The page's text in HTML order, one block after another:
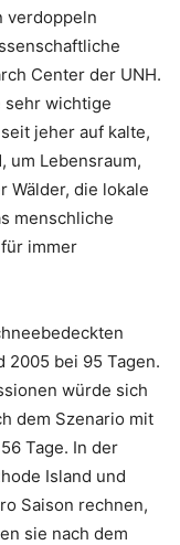
verdoppeln
Center der UNH.
sehr wichtige
jeher auf kalte,
um Lebensraum,
Wälder, die lokale
menschliche
immer
2005 bei 95 Tagen.
würde sich
dem Szenario mit
Tage. In der
Island und
Saison rechnen,
sie nach dem